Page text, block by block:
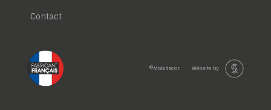
Contact
©Mobidecor Website by